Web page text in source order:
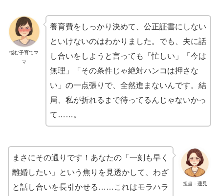
悩む子育てマ
マ
養育費をしっかり決めて、公正証書にしない
といけないのはわかりました。でも、夫に話
し合いをしようと言っても「忙しい」「今は
無理」「その条件じゃ絶対ハンコは押さな
い」の一点張りで、全然進まないんです。結
局、私が折れるまで待ってるんじゃないかっ
て……。
担当：蓮見
まさにその通りです！あなたの「一刻も早く
離婚したい」という焦りを見透かして、わざ
と話し合いを長引かせる……これはモラハラ